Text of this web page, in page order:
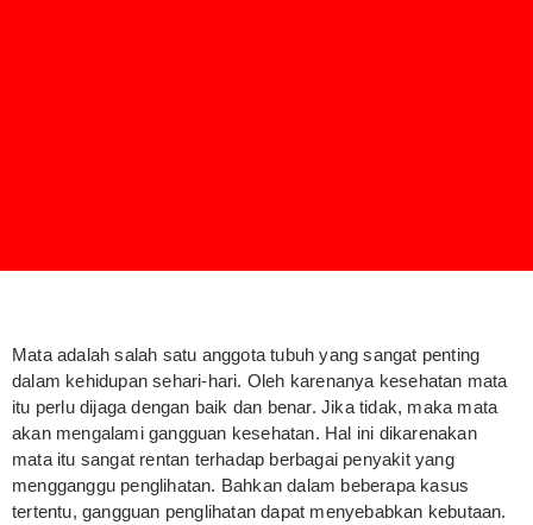
Mata adalah salah satu anggota tubuh yang sangat penting
dalam kehidupan sehari-hari. Oleh karenanya kesehatan mata
itu perlu dijaga dengan baik dan benar. Jika tidak, maka mata
akan mengalami gangguan kesehatan. Hal ini dikarenakan
mata itu sangat rentan terhadap berbagai penyakit yang
mengganggu penglihatan. Bahkan dalam beberapa kasus
tertentu, gangguan penglihatan dapat menyebabkan kebutaan.